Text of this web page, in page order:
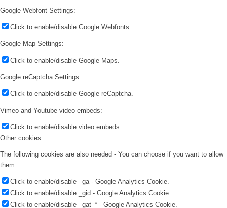
Google Webfont Settings:
Click to enable/disable Google Webfonts.
Google Map Settings:
Click to enable/disable Google Maps.
Google reCaptcha Settings:
Click to enable/disable Google reCaptcha.
Vimeo and Youtube video embeds:
Click to enable/disable video embeds.
Other cookies
The following cookies are also needed - You can choose if you want to allow
them:
Click to enable/disable _ga - Google Analytics Cookie.
Click to enable/disable _gid - Google Analytics Cookie.
Click to enable/disable _gat_* - Google Analytics Cookie.